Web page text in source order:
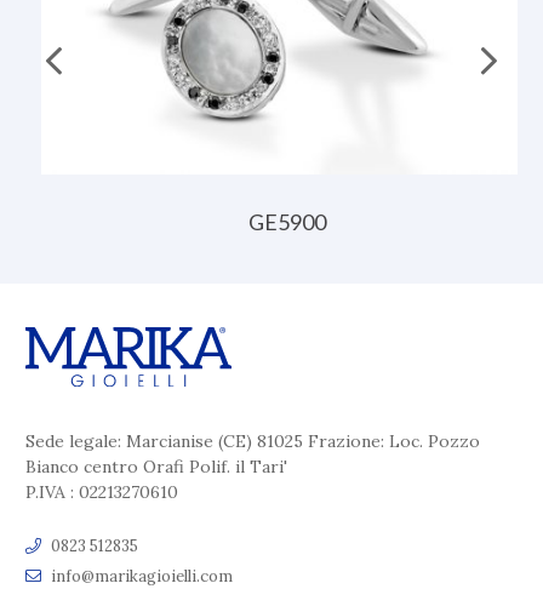
GE5900
Sede legale: Marcianise (CE) 81025 Frazione: Loc. Pozzo
Bianco centro Orafi Polif. il Tari'
P.IVA : 02213270610
0823 512835
info@marikagioielli.com